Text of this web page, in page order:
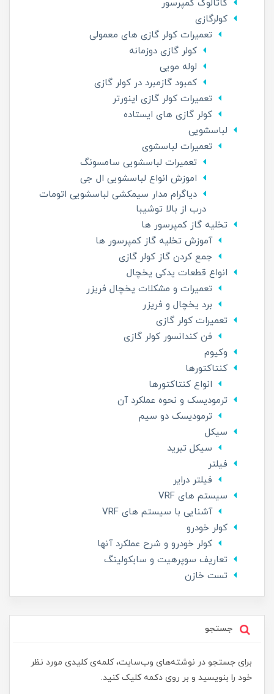
کاتالوگ کمپرسور
کولرگازی
تعمیرات کولر گازی های معمولی
کولر گازی دوزمانه
لوله مویی
کمبود گازمبرد در کولر گازی
تعمیرات کولر گازی اینورتر
کولر گازی های ایستاده
لباسشویی
تعمیرات لباسشوی
تعمیرات لباسشویی سامسونگ
اموزش انواع لباسشویی ال جی
دیاگرام مدار سیمکشی لباسشویی اتومات
درب از بالا توشیبا
تخلیه گاز کمپرسور ها
آموزش تخلیه گاز کمپرسور ها
جمع کردن گاز کولر گازی
انواع قطعات یدکی یخچال
تعمیرات و مشکلات یخچال فریزر
برد یخچال و فریزر
تعمیرات کولر گازی
فن کندانسور کولر گازی
وکیوم
کنتاکتورها
انواع کنتاکتورها
ترمودیسک و نحوه عملکرد آن
ترمودیسک دو سیم
سیکل
سیکل تبرید
فیلتر
فیلتر درایر
سیستم های VRF
آشنایی با سیستم های VRF
کولر خودرو
کولر خودرو و شرح عملکرد آنها
تعاریف سوپرهیت و سابکولینگ
تست خازن
جستجو
برای جستجو در نوشته‌های وب‌سایت، کلمه‌ی کلیدی مورد نظر
خود را بنویسید و بر روی دکمه کلیک کنید.